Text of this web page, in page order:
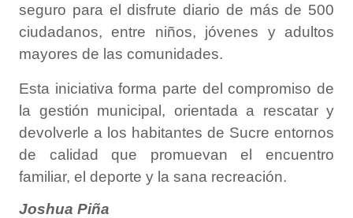
seguro para el disfrute diario de más de 500
ciudadanos, entre niños, jóvenes y adultos
mayores de las comunidades.
​Esta iniciativa forma parte del compromiso de
la gestión municipal, orientada a rescatar y
devolverle a los habitantes de Sucre entornos
de calidad que promuevan el encuentro
familiar, el deporte y la sana recreación.
Joshua Piña